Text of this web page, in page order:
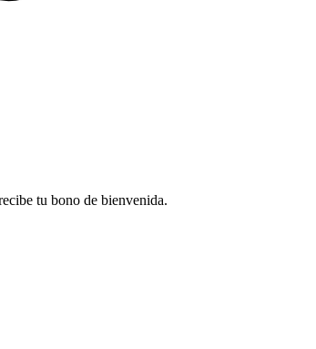
tu bono de bienvenida.